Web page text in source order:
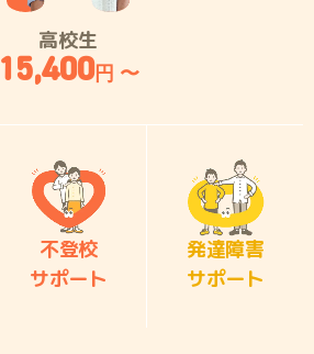
高校生
15,400円 〜
不登校
サポート
発達障害
サポート